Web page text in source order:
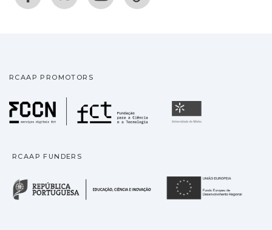
RCAAP PROMOTORS
Fundação para a
RCAAP FUNDERS
República Portuguesa